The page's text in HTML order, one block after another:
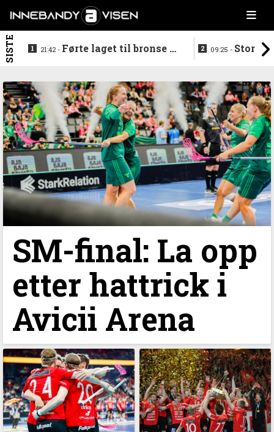
SISTE 21:42 - Førte laget til bronse -
09:25 -
SM-final: La opp
etter hattrick i
Avicii Arena